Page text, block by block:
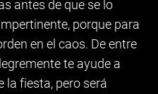
antes de que se lo
porque para
en el caos. De entre
te ayude a
la fiesta, pero será